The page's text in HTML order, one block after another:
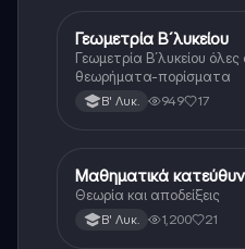
Μαθηματικά
Γεωμετρία Β´λυκείου
Γεωμετρία Β´λυκείου όλες
θεωρήματα-πορίσματα
Β' Λυκ. 949 17
Μαθηματικά
Μαθηματικά
Θεωρία και αποδείξεις
Β' Λυκ. 1,200 21